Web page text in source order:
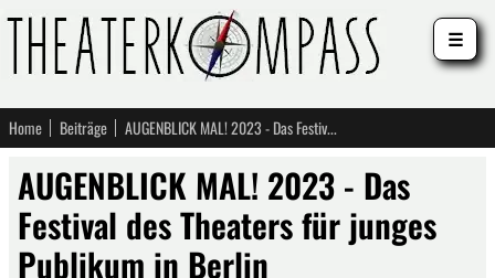
Home Beiträge AUGENBLICK MAL! 2023 - Das Festival des Theaters für junges Publikum in Berlin
AUGENBLICK MAL! 2023 - Das
Festival des Theaters für junges
Publikum in Berlin
☰